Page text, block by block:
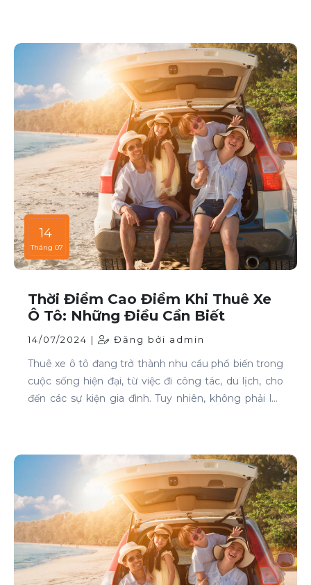
14
Tháng 07
Thời Điểm Cao Điểm Khi Thuê Xe
Ô Tô: Những Điều Cần Biết
14/07/2024 | Đăng bởi admin
Thuê xe ô tô đang trở thành nhu cầu phổ biến trong
cuộc sống hiện đại, từ việc đi công tác, du lịch, cho
đến các sự kiện gia đình. Tuy nhiên, không phải lúc
cao điểm khi thuê xe ô tô và những lưu ý để thuê xe
một cách thông minh và tiết kiệm.